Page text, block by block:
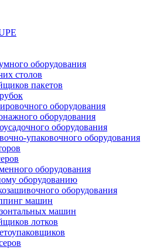
оборудования
столов
пакетов
оборудования
оборудования
оборудования
упаковочного оборудования
оборудования
оборудованию
оборудования
машин
машин
лотков